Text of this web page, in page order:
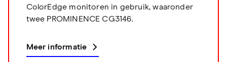
ColorEdge monitoren in gebruik, waaronder
twee PROMINENCE CG3146.
Meer informatie